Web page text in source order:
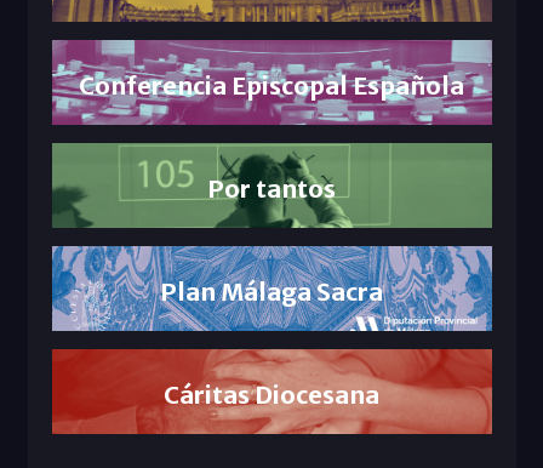
Conferencia Episcopal Española
Por tantos
Plan Málaga Sacra
Cáritas Diocesana